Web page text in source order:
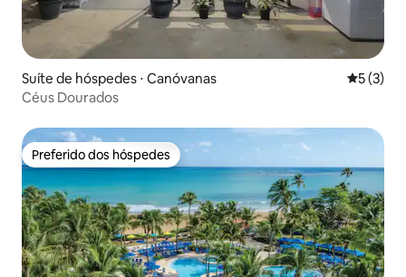
Suíte de hóspedes ⋅ Canóvanas 5 de
5 (3)
Céus Dourados
Preferido dos hóspedes
Preferido dos hóspedes